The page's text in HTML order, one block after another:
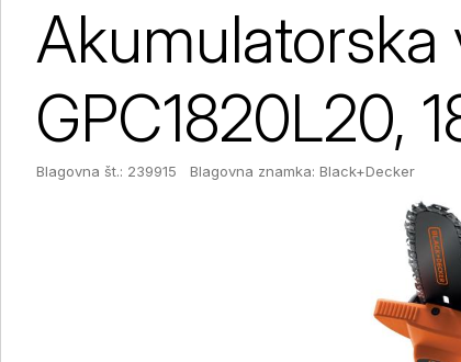
Akumulatorska
GPC1820L20,
Blagovna št.: 239915 Blagovna znamka: Black+Decker